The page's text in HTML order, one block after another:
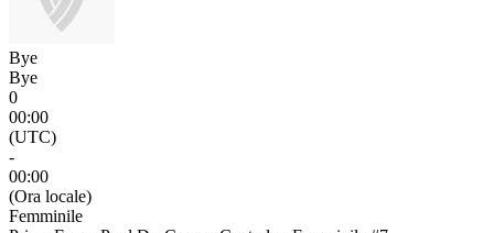
Bye
Bye
0
00:00
(UTC)
-
00:00
(Ora locale)
Femminile